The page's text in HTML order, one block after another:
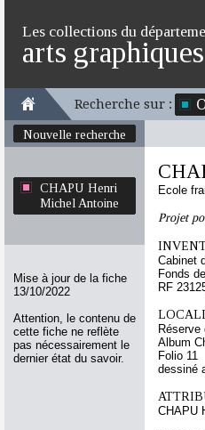
Les collections du
arts graphiques
Recherche sur :
Nouvelle recherche
CHAPU Henri
Michel Antoine
Mise à jour de la fiche
13/10/2022
Attention, le contenu de
cette fiche ne reflète
pas nécessairement le
dernier état du savoir.
Ecole
Projet
Cabinet
Fonds
RF
Album
Folio 11
dessiné
CHAPU